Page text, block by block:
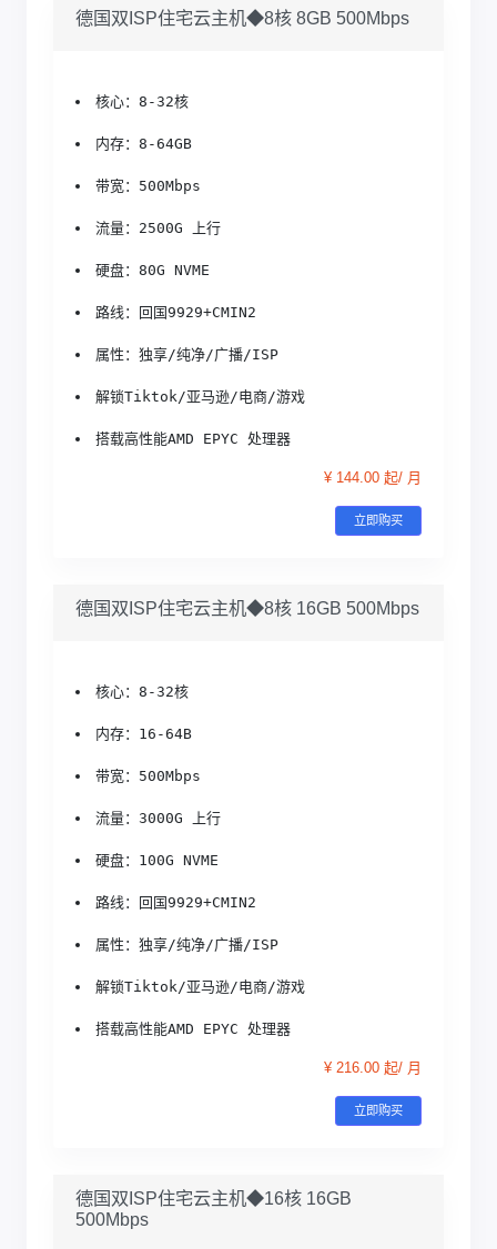
德国双ISP住宅云主机◆8核 8GB 500Mbps
核心：8-32核
内存：8-64GB
带宽：500Mbps
流量：2500G 上行
硬盘：80G NVME
路线：回国9929+CMIN2
属性：独享/纯净/广播/ISP
解锁Tiktok/亚马逊/电商/游戏
搭载高性能AMD EPYC 处理器
¥ 144.00 起/ 月
立即购买
德国双ISP住宅云主机◆8核 16GB 500Mbps
核心：8-32核
内存：16-64B
带宽：500Mbps
流量：3000G 上行
硬盘：100G NVME
路线：回国9929+CMIN2
属性：独享/纯净/广播/ISP
解锁Tiktok/亚马逊/电商/游戏
搭载高性能AMD EPYC 处理器
¥ 216.00 起/ 月
立即购买
德国双ISP住宅云主机◆16核 16GB
500Mbps